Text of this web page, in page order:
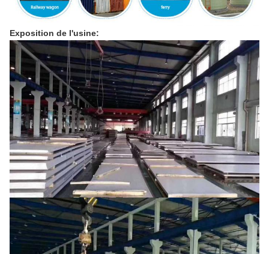
Exposition de l'usine: